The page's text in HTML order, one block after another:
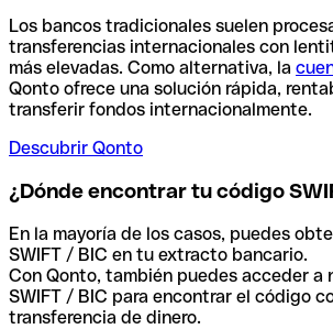
Los bancos tradicionales suelen
transferencias internacionales con
más elevadas. Como alternativa, la
Qonto ofrece una solución rápida,
transferir fondos internacionalmente.
Descubrir Qonto
¿Dónde encontrar tu código
En la mayoría de los casos, puedes
SWIFT / BIC en tu extracto bancario.
Con Qonto, también puedes acceder a
SWIFT / BIC para encontrar el código
transferencia de dinero.